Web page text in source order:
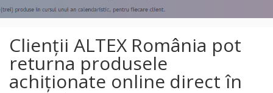
Clienţii ALTEX România pot
returna produsele
achiţionate online direct în